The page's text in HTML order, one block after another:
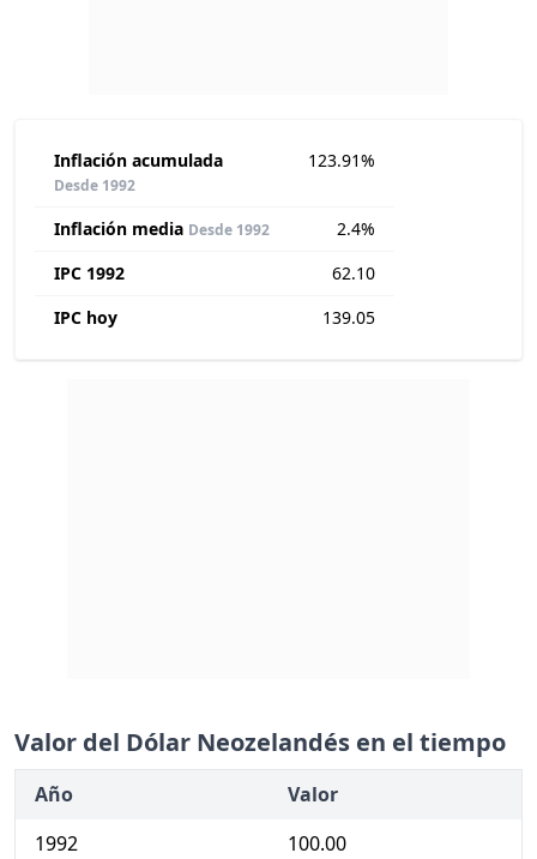
Inflación acumulada
Desde 1992
123.91%
Inflación media Desde 1992
2.4%
IPC 1992
62.10
IPC hoy
139.05
Valor del Dólar Neozelandés en el tiempo
Año
Valor
1992
100.00